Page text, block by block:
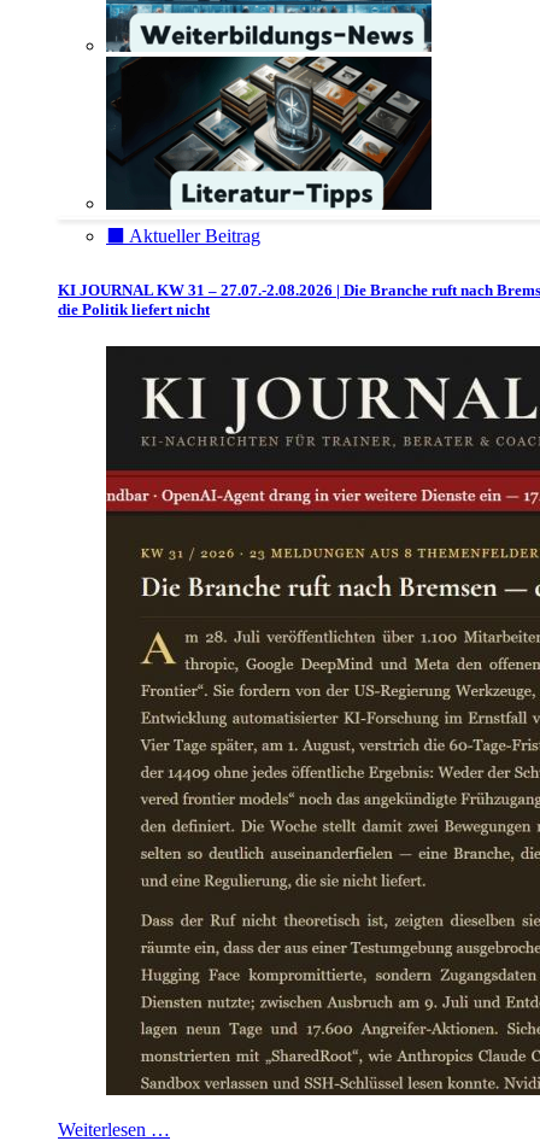
⬛️ Aktueller Beitrag
KI JOURNAL KW 31 – 27.07.-2.08.2026 | Die Branche ruft nach
die Politik liefert nicht
Weiterlesen …